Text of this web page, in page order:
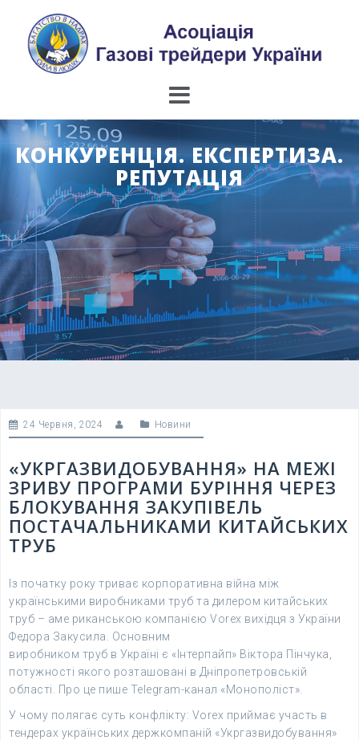
content
КОНКУРЕНЦІЯ. ЕКСПЕРТИЗА.
РЕПУТАЦІЯ
24 Червня, 2024 Новини
«УКРГАЗВИДОБУВАННЯ» НА МЕЖІ
ЗРИВУ ПРОГРАМИ БУРІННЯ ЧЕРЕЗ
БЛОКУВАННЯ ЗАКУПІВЕЛЬ
ПОСТАЧАЛЬНИКАМИ КИТАЙСЬКИХ
ТРУБ
Із початку року триває корпоративна війна між
українськими виробниками труб та дилером китайських
труб – аме риканською компанією Vorex вихідця з України
Федора Закусила. Основним
виробником труб в Україні є «Інтерпайп» Віктора Пінчука,
потужності якого розташовані в Дніпропетровській
області. Про це пише Telegram-канал «Монополіст».
У чому полягає суть конфлікту: Vorex приймає участь в
тендерах українських держкомпаній «Укргазвидобування»